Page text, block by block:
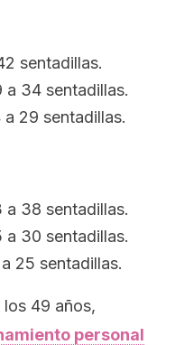
sentadillas.
34 sentadillas.
29 sentadillas.
38 sentadillas.
30 sentadillas.
25 sentadillas.
los 49 años,
personal